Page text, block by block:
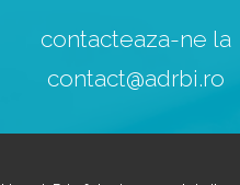
contacteaza-ne la
contact@adrbi.ro